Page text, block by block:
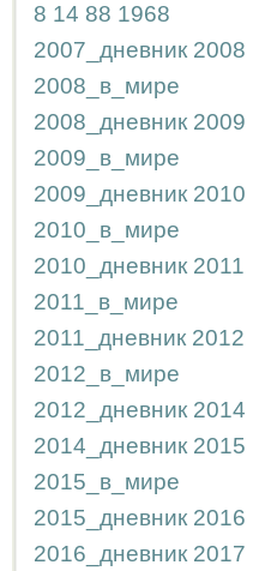
8 14 88 1968
2007_дневник 2008
2008_в_мире
2008_дневник 2009
2009_в_мире
2009_дневник 2010
2010_в_мире
2010_дневник 2011
2011_в_мире
2011_дневник 2012
2012_в_мире
2012_дневник 2014
2014_дневник 2015
2015_в_мире
2015_дневник 2016
2016_дневник 2017